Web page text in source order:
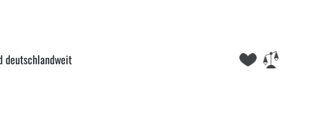
deutschlandweit